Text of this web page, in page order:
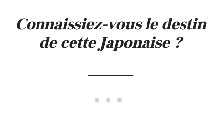
Connaissiez-vous le destin
de cette Japonaise ?